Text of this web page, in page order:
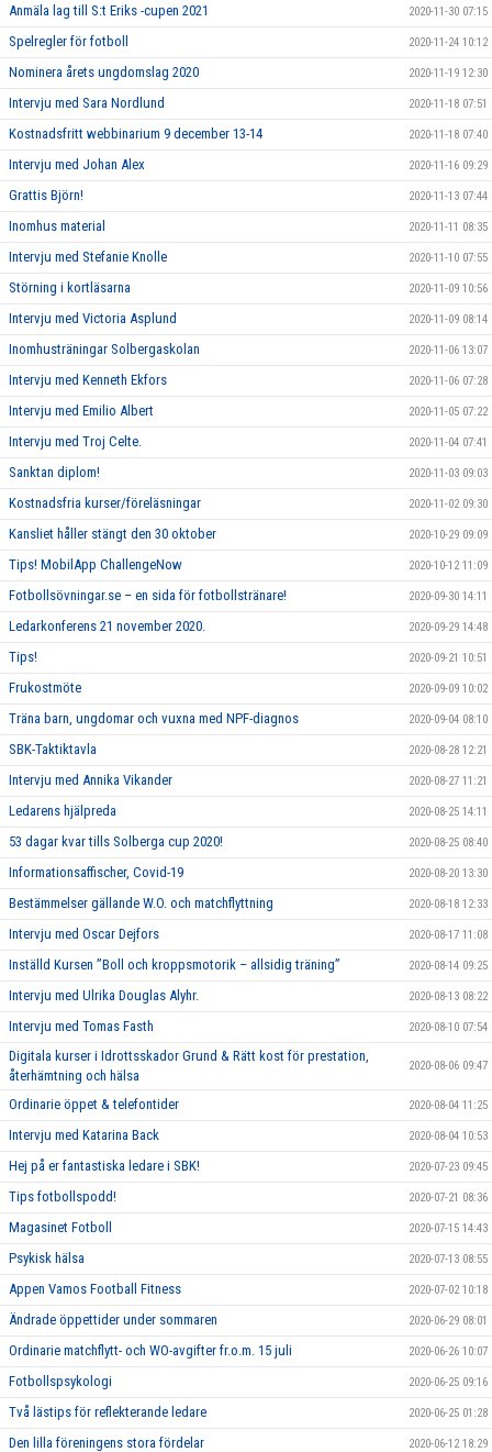
Anmäla lag till S:t Eriks -cupen 2021 2020-11-30 07:15
Spelregler för fotboll 2020-11-24 10:12
Nominera årets ungdomslag 2020 2020-11-19 12:30
Intervju med Sara Nordlund 2020-11-18 07:51
Kostnadsfritt webbinarium 9 december 13-14 2020-11-18 07:40
Intervju med Johan Alex 2020-11-16 09:29
Grattis Björn! 2020-11-13 07:44
Inomhus material 2020-11-11 08:35
Intervju med Stefanie Knolle 2020-11-10 07:55
Störning i kortläsarna 2020-11-09 10:56
Intervju med Victoria Asplund 2020-11-09 08:14
Inomhusträningar Solbergaskolan 2020-11-06 13:07
Intervju med Kenneth Ekfors 2020-11-06 07:28
Intervju med Emilio Albert 2020-11-05 07:22
Intervju med Troj Celte. 2020-11-04 07:41
Sanktan diplom! 2020-11-03 09:03
Kostnadsfria kurser/föreläsningar 2020-11-02 09:30
Kansliet håller stängt den 30 oktober 2020-10-29 09:09
Tips! MobilApp ChallengeNow 2020-10-12 11:09
Fotbollsövningar.se – en sida för fotbollstränare! 2020-09-30 14:11
Ledarkonferens 21 november 2020. 2020-09-29 14:48
Tips! 2020-09-21 10:51
Frukostmöte 2020-09-09 10:02
Träna barn, ungdomar och vuxna med NPF-diagnos 2020-09-04 08:10
SBK-Taktiktavla 2020-08-28 12:21
Intervju med Annika Vikander 2020-08-27 11:21
Ledarens hjälpreda 2020-08-25 14:11
53 dagar kvar tills Solberga cup 2020! 2020-08-25 08:40
Informationsaffischer, Covid-19 2020-08-20 13:30
Bestämmelser gällande W.O. och matchflyttning 2020-08-18 12:33
Intervju med Oscar Dejfors 2020-08-17 11:08
Inställd Kursen ”Boll och kroppsmotorik – allsidig träning” 2020-08-14 09:25
Intervju med Ulrika Douglas Alyhr. 2020-08-13 08:22
Intervju med Tomas Fasth 2020-08-10 07:54
Digitala kurser i Idrottsskador Grund & Rätt kost för prestation,
återhämtning och hälsa
2020-08-06 09:47
Ordinarie öppet & telefontider 2020-08-04 11:25
Intervju med Katarina Back 2020-08-04 10:53
Hej på er fantastiska ledare i SBK! 2020-07-23 09:45
Tips fotbollspodd! 2020-07-21 08:36
Magasinet Fotboll 2020-07-15 14:43
Psykisk hälsa 2020-07-13 08:55
Appen Vamos Football Fitness 2020-07-02 10:18
Ändrade öppettider under sommaren 2020-06-29 08:01
Ordinarie matchflytt- och WO-avgifter fr.o.m. 15 juli 2020-06-26 10:07
Fotbollspsykologi 2020-06-25 09:16
Två lästips för reflekterande ledare 2020-06-25 01:28
Den lilla föreningens stora fördelar 2020-06-12 18:29